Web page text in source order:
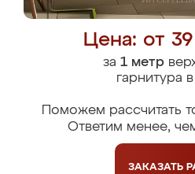
Цена: от
за 1 метр
гарнитура
Поможем рассчитать
Ответим менее,
ЗАКАЗАТЬ